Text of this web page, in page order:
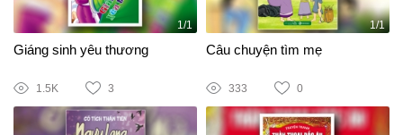
1/1
Giáng sinh yêu thương
1.5K 3
1/1
Câu chuyện tìm mẹ
333 0